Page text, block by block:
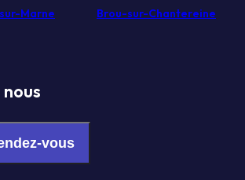
Marne
Brou-sur-Chantereine
vous